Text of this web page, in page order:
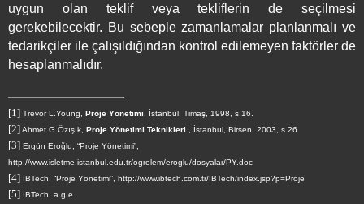
uygun olan teklif veya tekliflerin de seçilmesi
gerekebilecektir. Bu sebeple zamanlamalar planlanmalı ve
tedarikçiler ile çalışıldığından kontrol edilemeyen faktörler de
hesaplanmalıdır.
[1] Trevor L.Young, Proje Yönetimi , İstanbul, Timaş, 1998, s.16.
[2]Ahmet G.Özışık, Proje Yönetimi Teknikleri , İstanbul, Birsen, 2003, s.26.
[3] Ergün Eroğlu, “Proje Yönetimi”,
http://www.isletme.istanbul.edu.tr/ogrelem/eroglu/dosyalar/PY.doc
[4] IBTech, “Proje Yönetimi”, http://www.ibtech.com.tr/IBTech/index.jsp?p=Proje
[5] IBTech, a.g.e.